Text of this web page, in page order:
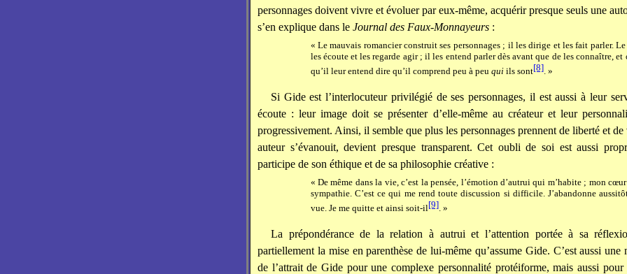
personnages doivent vivre et évoluer par eux-même, acquérir presque seuls une
s’en explique dans le Journal des Faux-Monnayeurs :
« Le mauvais romancier construit ses personnages ; il les dirige et les fait parler.
les écoute et les regarde agir ; il les entend parler dès avant que de les connaître, et
qu’il leur entend dire qu’il comprend peu à peu quiils sont[8]. »
Si Gide est l’interlocuteur privilégié de ses personnages, il est aussi à leur
écoute : leur image doit se présenter d’elle-même au créateur et leur
progressivement. Ainsi, il semble que plus les personnages prennent de liberté et
auteur s’évanouit, devient presque transparent. Cet oubli de soi est aussi
participe de son éthique et de sa philosophie créative :
« De même dans la vie, c’est la pensée, l’émotion d’autrui qui m’habite ; mon
sympathie. C’est ce qui me rend toute discussion si difficile. J’abandonne
vue. Je me quitte et ainsi soit-il[9]. »
La prépondérance de la relation à autrui et l’attention portée à sa
partiellement la mise en parenthèse de lui-même qu’assume Gide. C’est aussi une
de l’attrait de Gide pour une complexe personnalité protéiforme, mais aussi